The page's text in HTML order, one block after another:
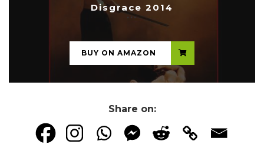
Disgrace 2014
...
BUY ON AMAZON
Share on: